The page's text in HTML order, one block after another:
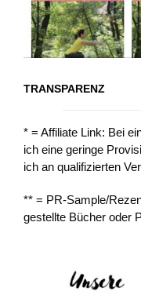
TRANSPARENZ
* = Affiliate Link: Bei
ich eine geringe
ich an qualifizierten
** = PR-Sample/
gestellte Bücher oder